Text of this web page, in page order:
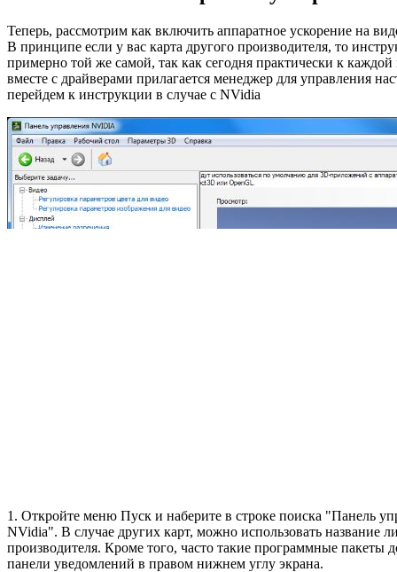
Теперь, рассмотрим как включить аппаратное ускорение на
В принципе если у вас карта другого производителя, то
примерно той же самой, так как сегодня практически к каждой
вместе с драйверами прилагается менеджер для управления
перейдем к инструкции в случае с NVidia
1. Откройте меню Пуск и наберите в строке поиска "Панель
NVidia". В случае других карт, можно использовать название
производителя. Кроме того, часто такие программные пакеты
панели уведомлений в правом нижнем углу экрана.